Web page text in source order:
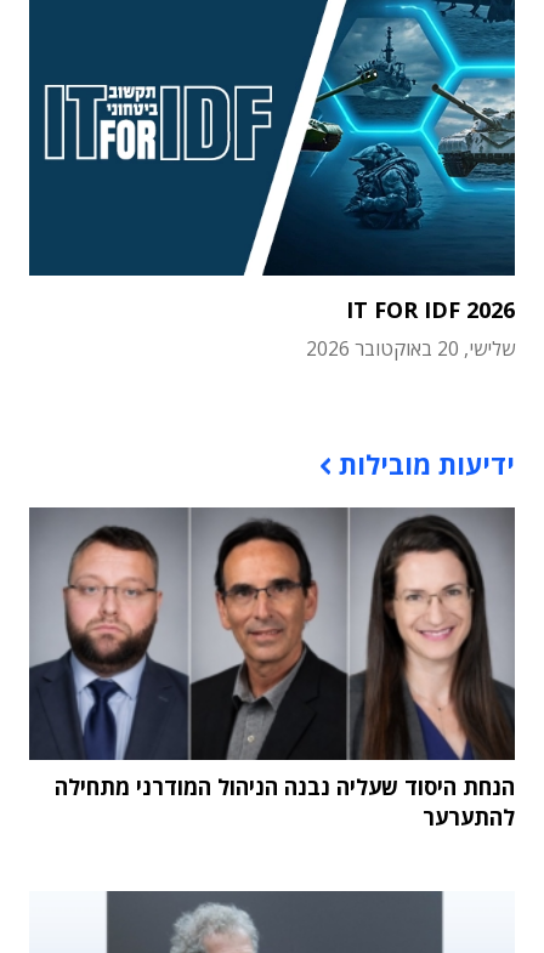
IT FOR IDF 2026
שלישי, 20 באוקטובר 2026
ידיעות מובילות
הנחת היסוד שעליה נבנה הניהול המודרני מתחילה
להתערער